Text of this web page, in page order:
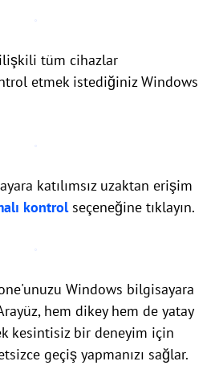
ilişkili tüm cihazlar
etmek istediğiniz Windows
katılımsız uzaktan erişim
kontrolseçeneğine tıklayın.
Windows bilgisayara
hem dikey hem de yatay
kesintisiz bir deneyim için
geçiş yapmanızı sağlar.